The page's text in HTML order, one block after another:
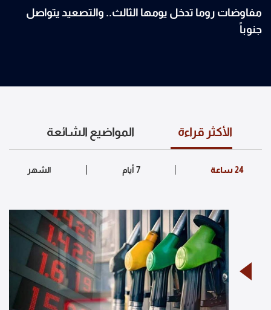
مفاوضات روما تدخل يومها الثالث.. والتصعيد يتواصل
جنوباً
الأكثر قراءة المواضيع الشائعة